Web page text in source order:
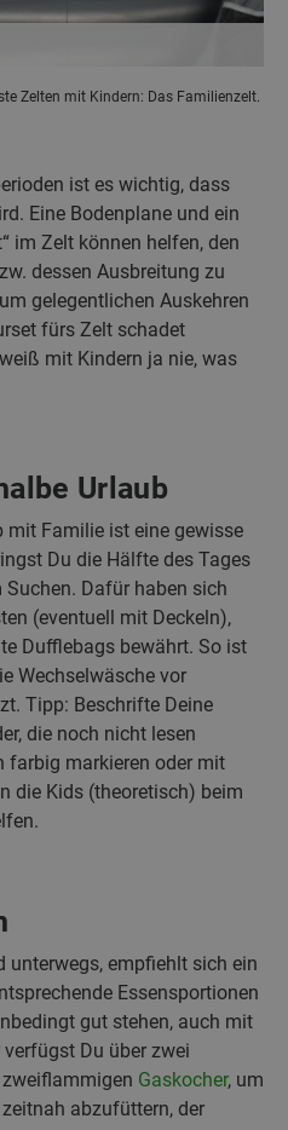
Zelten mit Kindern: Das Familienzelt.
ist es wichtig, dass
Eine Bodenplane und ein
im Zelt können helfen, den
dessen Ausbreitung zu
gelegentlichen Auskehren
fürs Zelt schadet
mit Kindern ja nie, was
Urlaub
Familie ist eine gewisse
Du die Hälfte des Tages
Dafür haben sich
(eventuell mit Deckeln),
Dufflebags bewährt. So ist
Wechselwäsche vor
Tipp: Beschrifte Deine
die noch nicht lesen
farbig markieren oder mit
die Kids (theoretisch) beim
unterwegs, empfiehlt sich ein
Essensportionen
gut stehen, auch mit
Du über zwei
Gaskocher, um
abzufüttern, der